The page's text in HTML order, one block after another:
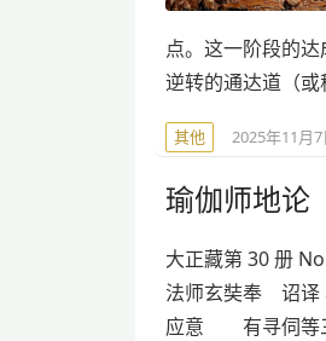
点。这一阶段的
逆转的通达道（
其他 2025年11月7
瑜伽师地论
大正藏第 30 册
法师玄奘奉 诏译
应意 有寻伺等